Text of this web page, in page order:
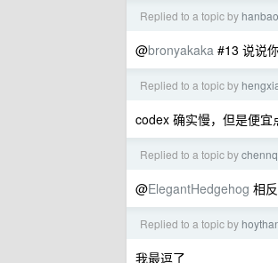
Replied to a topic by
@bronyakaka #13 说说
Replied to a topic by
codex 确实慢，但是便宜
Replied to a topic by
@ElegantHedgehog 相
Replied to a topic by
我最逗了